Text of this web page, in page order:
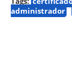
administrador